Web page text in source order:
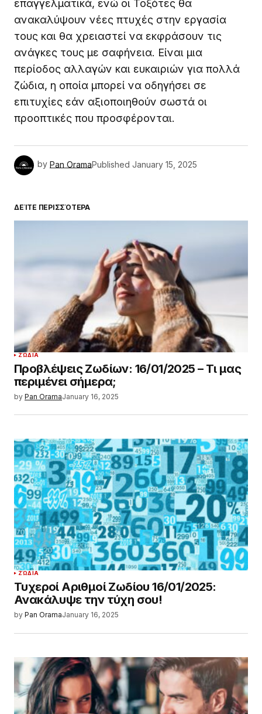
επαγγελματικά, ενώ οι Τοξότες θα
ανακαλύψουν νέες πτυχές στην εργασία
τους και θα χρειαστεί να εκφράσουν τις
ανάγκες τους με σαφήνεια. Είναι μια
περίοδος αλλαγών και ευκαιριών για πολλά
ζώδια, η οποία μπορεί να οδηγήσει σε
επιτυχίες εάν αξιοποιηθούν σωστά οι
προοπτικές που προσφέρονται.
by Pan OramaPublished January 15, 2025
ΔΕΊΤΕ ΠΕΡΙΣΣΌΤΕΡΑ
ΖΏΔΙΑ
Προβλέψεις Ζωδίων: 16/01/2025 – Τι μας
περιμένει σήμερα;
by Pan OramaJanuary 16, 2025
ΖΏΔΙΑ
Τυχεροί Αριθμοί Ζωδίου 16/01/2025:
Ανακάλυψε την τύχη σου!
by Pan OramaJanuary 16, 2025